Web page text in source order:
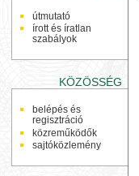
útmutató
írott és íratlan
szabályok
KÖZÖSSÉG
belépés és
regisztráció
közreműködők
sajtóközlemény